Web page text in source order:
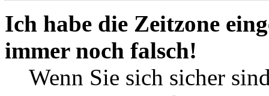
Ich habe die Zeitzone
immer noch falsch!
Wenn Sie sich sicher